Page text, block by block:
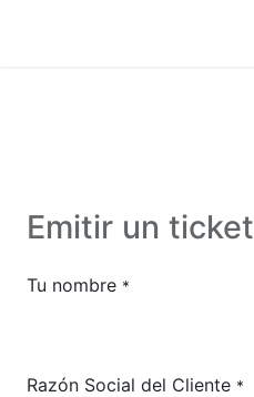
Emitir un ticket
Tu nombre *
Razón Social del Cliente *